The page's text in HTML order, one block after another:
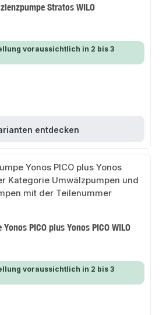
Stratos WILO
voraussichtlich in 2 bis 3
entdecken
PICO plus Yonos PICO WILO
voraussichtlich in 2 bis 3